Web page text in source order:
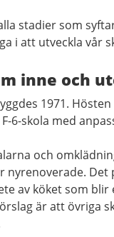
stadier som
i att utveckla vår
inne och
1971.
6-skola med
och
nyrenoverade. Det
av köket som
är att övriga